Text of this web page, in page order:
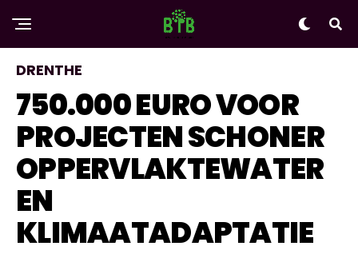
DRENTHE
750.000 EURO VOOR
PROJECTEN SCHONER
OPPERVLAKTEWATER
EN
KLIMAATADAPTATIE